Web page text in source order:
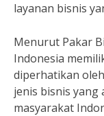
layanan bisnis
Menurut Pakar
Indonesia
diperhatikan
jenis bisnis yang
masyarakat